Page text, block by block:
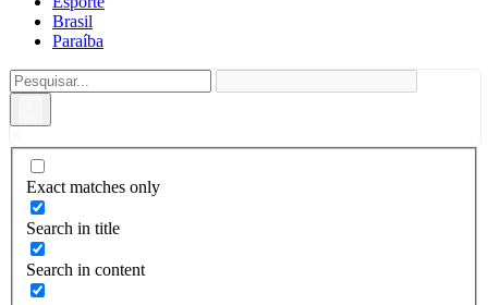
Brasil
Paraíba
Exact matches only
Search in title
Search in content